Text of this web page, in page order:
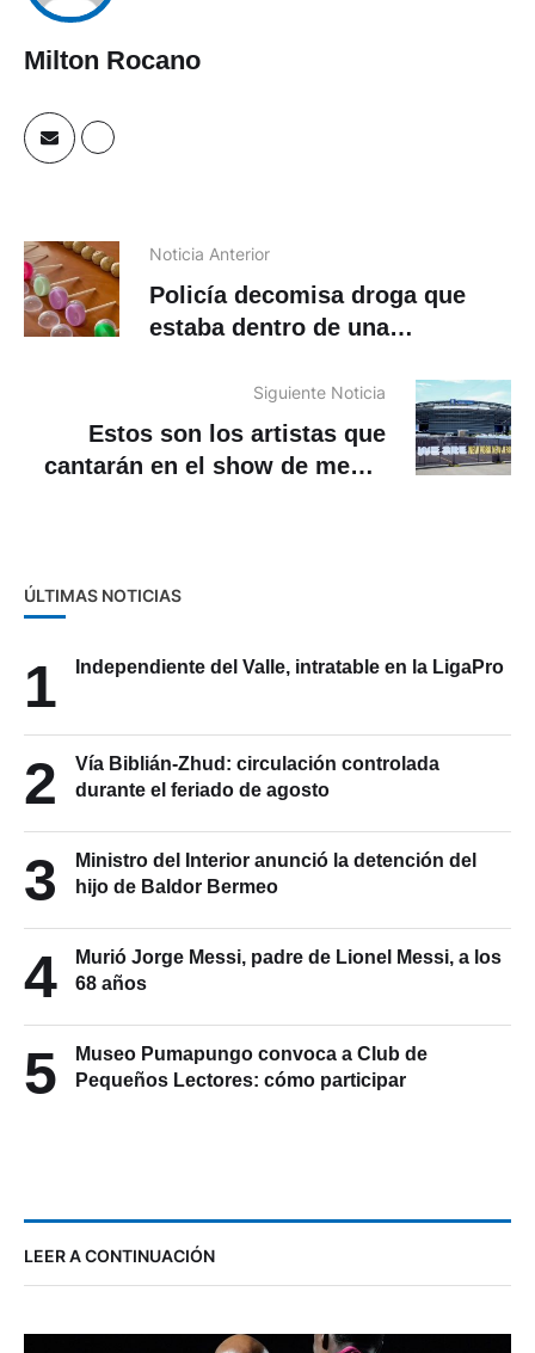
Milton Rocano
Noticia Anterior
Policía decomisa droga que
estaba dentro de una
Siguiente Noticia
Estos son los artistas que
cantarán en el show de medio
ÚLTIMAS NOTICIAS
1 Independiente del Valle, intratable en la LigaPro
2
Vía Biblián-Zhud: circulación controlada
durante el feriado de agosto
3
Ministro del Interior anunció la detención del
hijo de Baldor Bermeo
4
Murió Jorge Messi, padre de Lionel Messi, a los
68 años
5
Museo Pumapungo convoca a Club de
Pequeños Lectores: cómo participar
LEER A CONTINUACIÓN